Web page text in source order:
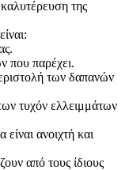
της
που παρέχει.
των δαπανών
τυχόν ελλειμμάτων
ανοιχτή και
από τους ίδιους